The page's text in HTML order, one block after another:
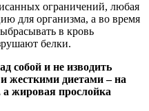
ограничений, любая
для организма, а во время
в кровь
белки.
собой и не изводить
жесткими диетами – на
а жировая прослойка